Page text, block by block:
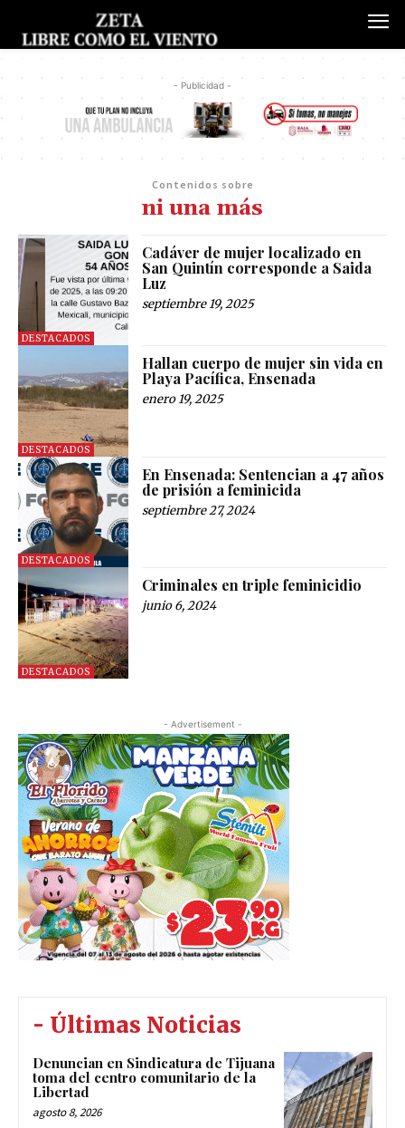
- Publicidad -
Contenidos sobre
ni una más
DESTACADOS
Cadáver de mujer localizado en
San Quintín corresponde a Saida
Luz
septiembre 19, 2025
DESTACADOS
Hallan cuerpo de mujer sin vida en
Playa Pacífica, Ensenada
enero 19, 2025
DESTACADOS
En Ensenada: Sentencian a 47 años
de prisión a feminicida
septiembre 27, 2024
DESTACADOS
Criminales en triple feminicidio
junio 6, 2024
- Advertisement -
- Últimas Noticias
Denuncian en Sindicatura de Tijuana
toma del centro comunitario de la
Libertad
agosto 8, 2026